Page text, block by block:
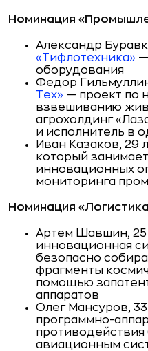
Номинация
Александр
«Тифлотехника» —
оборудования
Федор
Тех» — проект по
взвешиванию
агрохолдинг
и исполнитель в
Иван Казаков, 29
который
инновационных
мониторинга
Номинация
Артем Шавшин, 25
инновационная
безопасно
фрагменты
помощью
аппаратов
Олег Мансуров, 33
программно-
авиационным